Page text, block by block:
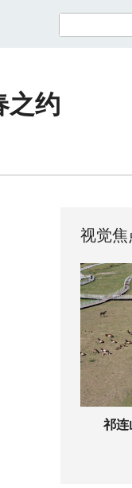
之约
视觉焦
祁连